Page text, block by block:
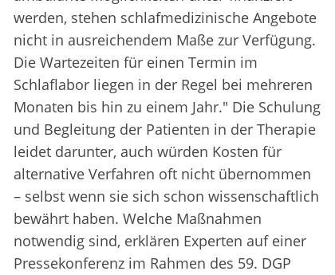
werden, stehen schlafmedizinische Angebote
nicht in ausreichendem Maße zur Verfügung.
Die Wartezeiten für einen Termin im
Schlaflabor liegen in der Regel bei mehreren
Monaten bis hin zu einem Jahr." Die Schulung
und Begleitung der Patienten in der Therapie
leidet darunter, auch würden Kosten für
alternative Verfahren oft nicht übernommen
– selbst wenn sie sich schon wissenschaftlich
bewährt haben. Welche Maßnahmen
notwendig sind, erklären Experten auf einer
Pressekonferenz im Rahmen des 59. DGP